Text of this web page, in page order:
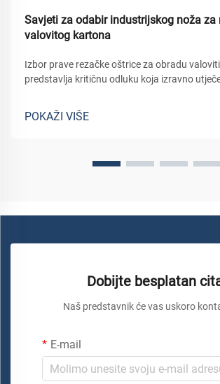
Savjeti za odabir industrijskog noža za
valovitog kartona
Izbor prave rezačke oštrice za obradu
predstavlja kritičnu odluku koja izravno
troškove. Industrijske objekte koji obrađuju
kor...
POKAŽI VIŠE
Dobijte besplatan
Naš predstavnik će vas uskoro
E-mail